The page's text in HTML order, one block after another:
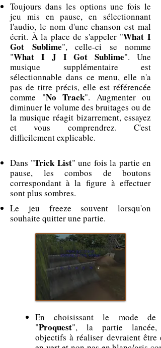
Toujours dans les options une fois le
jeu mis en pause, en sélectionnant
l'audio, le nom d'une chanson est mal
écrit. À la place de s'appeler "What I
Got Sublime", celle-ci se nomme
"What I J I Got Sublime". Une
musique supplémentaire est
sélectionnable dans ce menu, elle n'a
pas de titre précis, elle est référencée
comme "No Track". Augmenter ou
diminuer le volume des bruitages ou de
la musique réagit bizarrement, essayez
et vous comprendrez. C'est
difficilement explicable.
Dans "Trick List" une fois la partie en
pause, les combos de boutons
correspondant à la figure à effectuer
sont plus sombres.
Le jeu freeze souvent lorsqu'on
souhaite quitter une partie.
En choisissant le mode de
"Proquest", la partie lancée,
objectifs à réaliser devraient être